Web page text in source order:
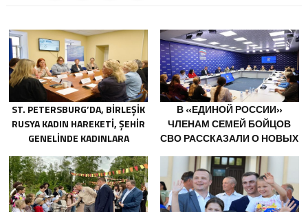
ST. PETERSBURG’DA, BIRLEŞIK
RUSYA KADIN HAREKETI, ŞEHIR
GENELINDE KADINLARA
PROGRAMLARININ
GELIŞTIRILMESI IÇIN ÖNERILER
HAZIRLADI
В «ЕДИНОЙ РОССИИ»
ЧЛЕНАМ СЕМЕЙ БОЙЦОВ
СВО РАССКАЗАЛИ О НОВЫХ